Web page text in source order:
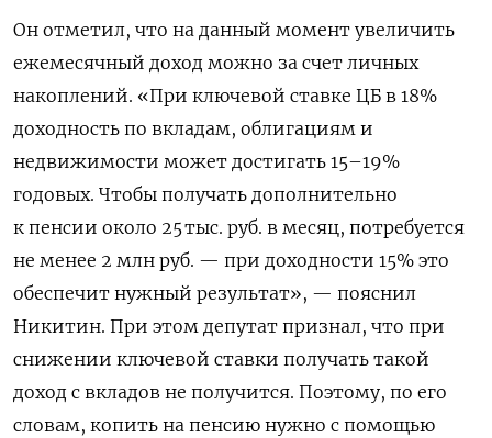
Он отметил, что на данный момент увеличить
ежемесячный доход можно за счет личных
накоплений. «При ключевой ставке ЦБ в 18%
доходность по вкладам, облигациям и
недвижимости может достигать 15–19%
годовых. Чтобы получать дополнительно
к пенсии около 25 тыс. руб. в месяц, потребуется
не менее 2 млн руб. — при доходности 15% это
обеспечит нужный результат», — пояснил
Никитин. При этом депутат признал, что при
снижении ключевой ставки получать такой
доход с вкладов не получится. Поэтому, по его
словам, копить на пенсию нужно с помощью